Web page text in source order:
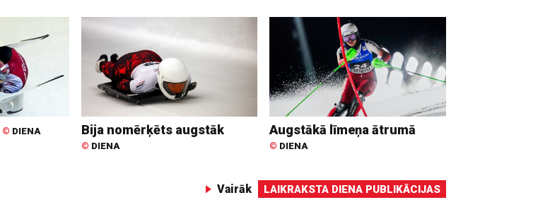
© DIENA Bija nomērķēts augstāk
© DIENA
Augstākā līmeņa ātrumā
© DIENA
Vairāk LAIKRAKSTA DIENA PUBLIKĀCIJAS